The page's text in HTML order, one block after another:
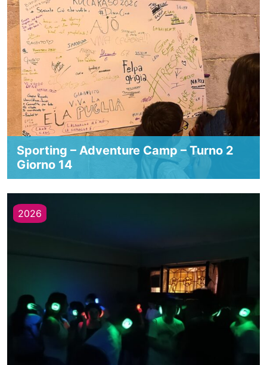
Sporting – Adventure Camp – Turno 2
Giorno 14
2026